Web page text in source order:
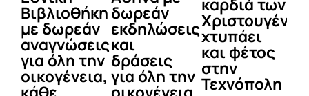
την
δωρεάν
εκδηλώσεις
και
δράσεις
για όλη την
καρδιά των
Χριστουγέννων
χτυπάει
και φέτος
στην
Τεχνόπολη
δέντρο στο
Σύνταγμα –
Όλο το
πρόγραμμα
των